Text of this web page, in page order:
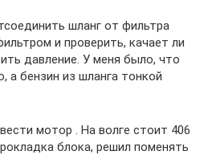
шланг от фильтра
и проверить, качает ли
давление. У меня было, что
а бензин из шланга тонкой
мотор . На волге стоит 406
блока, решил поменять